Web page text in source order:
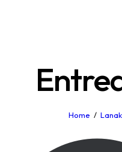
Home Lanak